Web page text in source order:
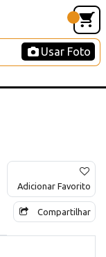
Usar Foto
Adicionar Favorito
Compartilhar